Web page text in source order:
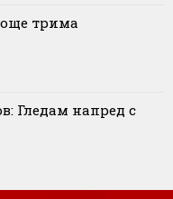
трима
Гледам напред с